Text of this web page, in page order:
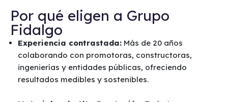
Por qué eligen a Grupo
Fidalgo
Experiencia contrastada: Más de 20 años
colaborando con promotoras, constructoras,
ingenierías y entidades públicas, ofreciendo
resultados medibles y sostenibles.